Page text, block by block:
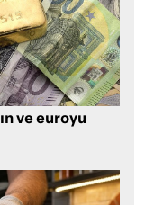
ve euroyu